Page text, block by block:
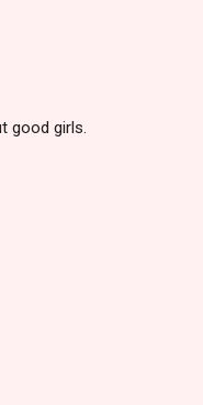
good girls.